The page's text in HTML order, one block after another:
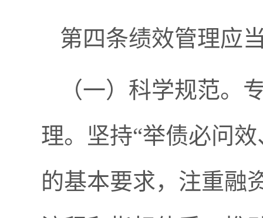
第四条绩效管理应
（一）科学规范。
理。坚持“举债必问
的基本要求，注重融